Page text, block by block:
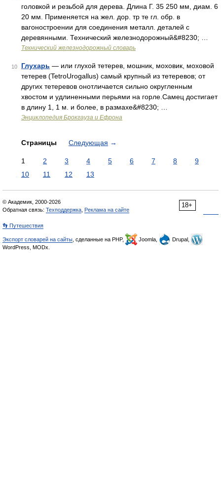
головкой и резьбой для дерева. Длина Г. 35 250 мм, диам. 6
20 мм. Применяется на жел. дор. тр те гл. обр. в
вагоностроении для соединения металл. деталей с
деревянными. Технический железнодорожный&#8230; …
Технический железнодорожный словарь
10 Глухарь — или глухой тетерев, мошник, моховик, моховой
тетерев (TetroUrogallus) самый крупный из тетеревов; от
других тетеревов онотличается сильно округленным
хвостом и удлиненными перьями на горле.Самец достигает
в длину 1, 1 м. и более, в размахе&#8230; …
Энциклопедия Брокгауза и Ефрона
Страницы Следующая →
1 2 3 4 5 6 7 8
9
10
11 12 13
18+
© Академик, 2000-2026
Обратная связь: Техподдержка Реклама на сайте
👣 Путешествия
Экспорт словарей на сайты , сделанные на PHP, Joomla,
Drupal,
WordPress, MODx.